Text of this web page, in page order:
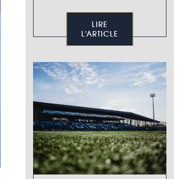
LIRE
L'ARTICLE